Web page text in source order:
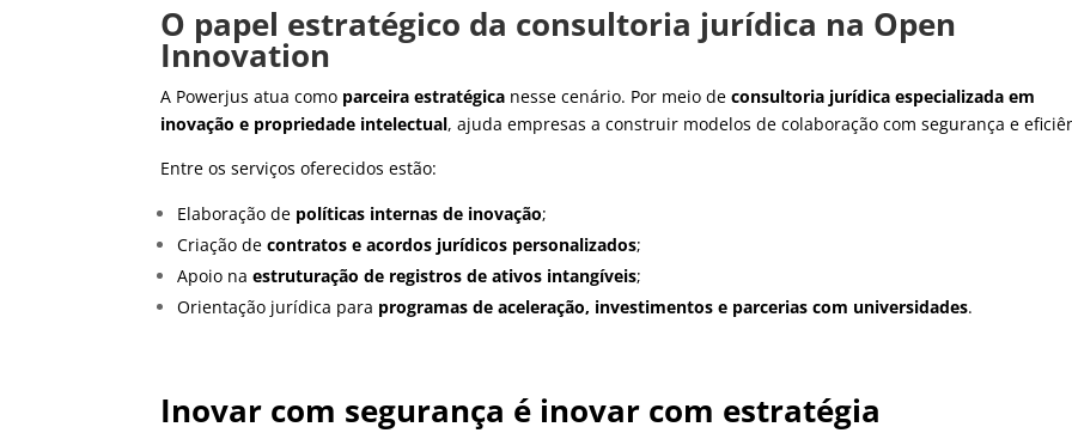
O papel estratégico da consultoria jurídica na Open
Innovation
A Powerjus atua como parceira estratégica nesse cenário. Por meio deconsultoria jurídica especializada em
inovação e propriedade intelectual, ajuda empresas a construir modelos de colaboração com segurança e
Entre os serviços oferecidos estão:
Elaboração de políticas internas de inovação;
Criação decontratos e acordos jurídicos personalizados;
Apoio naestruturação de registros de ativos intangíveis;
Orientação jurídica para programas de aceleração, investimentos e parcerias com universidades.
Inovar com segurança é inovar com estratégia